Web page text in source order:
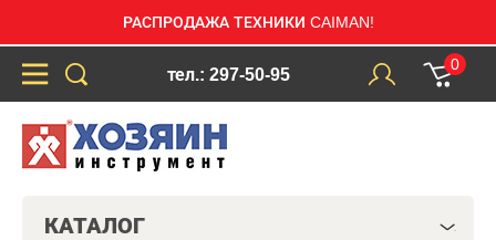
РАСПРОДАЖА ТЕХНИКИ CAIMAN!
тел.: 297-50-95
0
КАТАЛОГ